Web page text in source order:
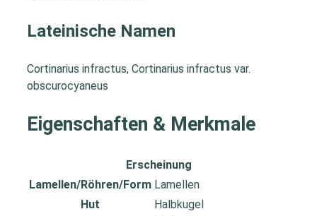
Lateinische Namen
Cortinarius infractus, Cortinarius infractus var.
obscurocyaneus
Eigenschaften & Merkmale
Erscheinung
Lamellen/Röhren/Form Lamellen
Hut
Halbkugel